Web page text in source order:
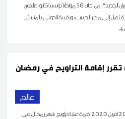
الخارجية في تونس والبحرين وشركة "الطيران الجديد"، من إجلاء 58 مواطنا تونسيا كانوا عالقين
إلى مطار الحبيب بورقيبة الدولي بالمنستير
إقامة التراويح في رمضان
عالم
أعلنت وزارة الأوقاف البحرينية اليوم الاثنين 20 افريل 2020 إقامة صلاة تراويح شهر رمضان في